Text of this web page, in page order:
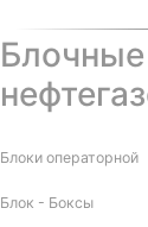
Блоки операторной
Блок - Боксы